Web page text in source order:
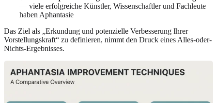
— viele erfolgreiche Künstler, Wissenschaftler und Fachleute
haben Aphantasie
Das Ziel als „Erkundung und potenzielle Verbesserung Ihrer
Vorstellungskraft“ zu definieren, nimmt den Druck eines Alles-oder-
Nichts-Ergebnisses.